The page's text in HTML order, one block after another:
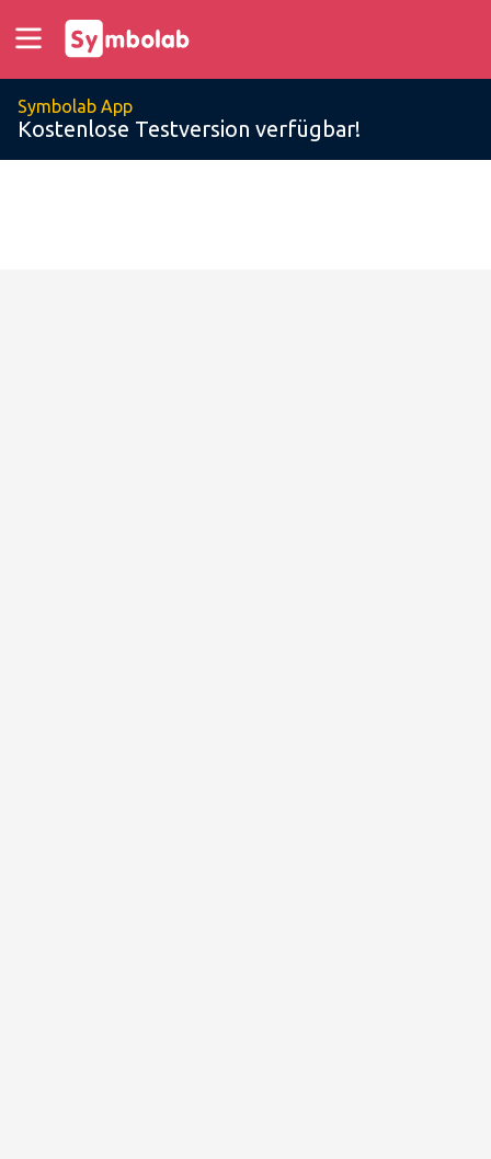
Symbolab App
Kostenlose Testversion verfügbar!